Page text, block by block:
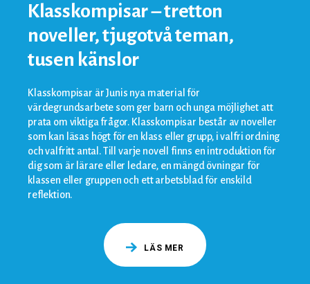
Klasskompisar – tretton
noveller, tjugotvå teman,
tusen känslor
Klasskompisar är Junis nya material för
värdegrundsarbete som ger barn och unga möjlighet att
prata om viktiga frågor. Klasskompisar består av noveller
som kan läsas högt för en klass eller grupp, i valfri ordning
och valfritt antal. Till varje novell finns en introduktion för
dig som är lärare eller ledare, en mängd övningar för
klassen eller gruppen och ett arbetsblad för enskild
reflektion.
LÄS MER